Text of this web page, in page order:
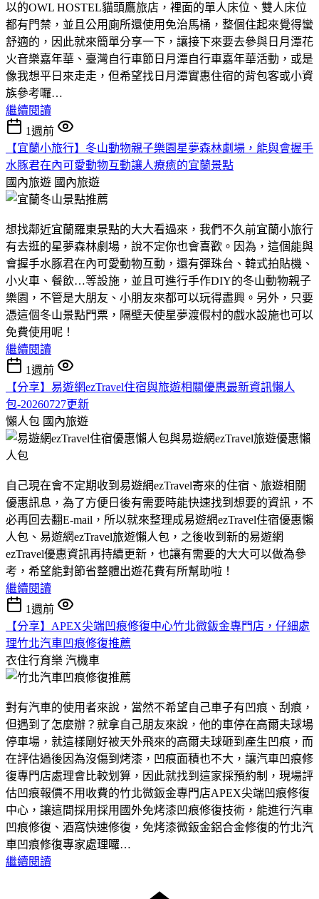
以的OWL HOSTEL貓頭鷹旅店，裡面的單人床位、雙人床位
都有門禁，並且公用廁所還使用免治馬桶，整個住起來覺得蠻
舒適的，因此就來簡單分享一下，讓接下來要去參與日月潭花
火音樂嘉年華、臺灣自行車節日月潭自行車嘉年華活動，或是
像我想平日來走走，但希望找日月潭實惠住宿的背包客或小資
族參考囉…
繼續閱讀
1週前
【宜蘭小旅行】冬山動物親子樂園星夢森林劇場，能與會握手
水豚君在內可愛動物互動讓人療癒的宜蘭景點
國內旅遊 國內旅遊
想找鄰近宜蘭羅東景點的大大看過來，我們不久前宜蘭小旅行
有去逛的星夢森林劇場，說不定你也會喜歡。因為，這個能與
會握手水豚君在內可愛動物互動，還有彈珠台、韓式拍貼機、
小火車、餐飲…等設施，並且可進行手作DIY的冬山動物親子
樂園，不管是大朋友、小朋友來都可以玩得盡興。另外，只要
憑這個冬山景點門票，隔壁天使星夢渡假村的戲水設施也可以
免費使用呢！
繼續閱讀
1週前
【分享】易遊網ezTravel住宿與旅遊相關優惠最新資訊懶人
包-20260727更新
懶人包 國內旅遊
自己現在會不定期收到易遊網ezTravel寄來的住宿、旅遊相關
優惠訊息，為了方便日後有需要時能快速找到想要的資訊，不
必再回去翻E-mail，所以就來整理成易遊網ezTravel住宿優惠懶
人包、易遊網ezTravel旅遊懶人包，之後收到新的易遊網
ezTravel優惠資訊再持續更新，也讓有需要的大大可以做為參
考，希望能對節省整體出遊花費有所幫助啦！
繼續閱讀
1週前
【分享】APEX尖端凹痕修復中心竹北微鈑金專門店，仔細處
理竹北汽車凹痕修復推薦
衣住行育樂 汽機車
對有汽車的使用者來說，當然不希望自己車子有凹痕、刮痕，
但遇到了怎麼辦？就拿自己朋友來說，他的車停在高爾夫球場
停車場，就這樣剛好被天外飛來的高爾夫球砸到產生凹痕，而
在評估過後因為沒傷到烤漆，凹痕面積也不大，讓汽車凹痕修
復專門店處理會比較划算，因此就找到這家採預約制，現場評
估凹痕報價不用收費的竹北微鈑金專門店APEX尖端凹痕修復
中心，讓這間採用採用國外免烤漆凹痕修復技術，能進行汽車
凹痕修復、酒窩快速修復，免烤漆微鈑金鋁合金修復的竹北汽
車凹痕修復專家處理囉…
繼續閱讀